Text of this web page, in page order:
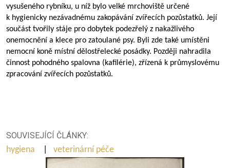
vysušeného rybníku, u níž bylo velké mrchoviště určené
k hygienicky nezávadnému zakopávání zvířecích pozůstatků. Její
součást tvořily stáje pro dobytek podezřelý z nakažlivého
onemocnění a klece pro zatoulané psy. Byli zde také umístěni
nemocní koně místní dělostřelecké posádky. Později nahradila
činnost pohodného spalovna (kafilérie), zřízená k průmyslovému
zpracování zvířecích pozůstatků.
SOUVISEJÍCÍ ČLÁNKY:
hygiena
veterinární péče